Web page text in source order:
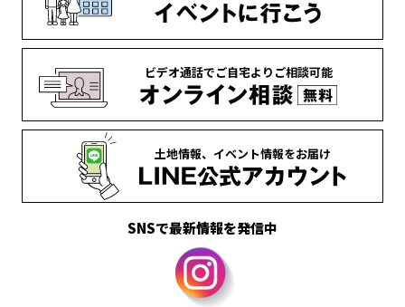
ビデオ通話でご自宅より ご相談可能
土地情報、 イベント情報をお届け
SNSで最新情報を発信中